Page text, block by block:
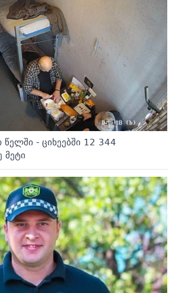
- ციხეებში 12 344
მეტი